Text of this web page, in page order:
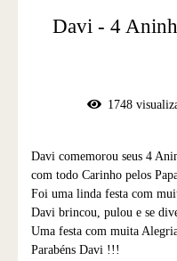
Davi - 4
1748
Davi comemorou seus 4
com todo Carinho pelos
Foi uma linda festa com
Davi brincou, pulou e se
Uma festa com muita
Parabéns Davi !!!